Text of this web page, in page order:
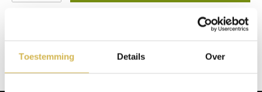
Toestemming Details Over
Info aanvragen / wensen doorgeven
Op verlanglijstje